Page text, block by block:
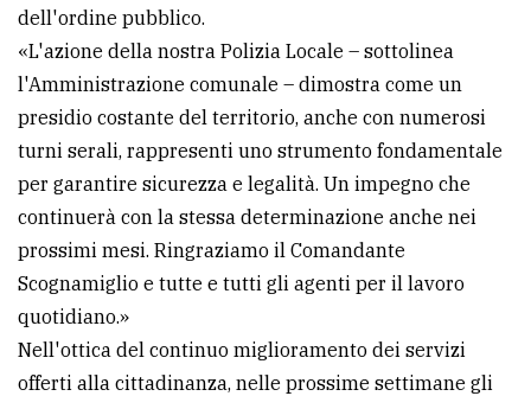
dell'ordine pubblico.
«L'azione della nostra Polizia Locale – sottolinea
l'Amministrazione comunale – dimostra come un
presidio costante del territorio, anche con numerosi
turni serali, rappresenti uno strumento fondamentale
per garantire sicurezza e legalità. Un impegno che
continuerà con la stessa determinazione anche nei
prossimi mesi. Ringraziamo il Comandante
Scognamiglio e tutte e tutti gli agenti per il lavoro
quotidiano.»
Nell'ottica del continuo miglioramento dei servizi
offerti alla cittadinanza, nelle prossime settimane gli